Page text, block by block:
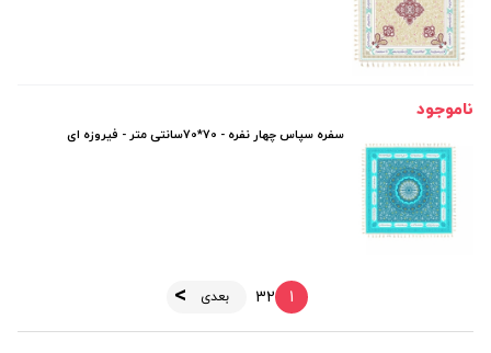
ناموجود
سفره سپاس چهار نفره - 70*70سانتی متر - فیروزه ای
1
2
3 بعدی